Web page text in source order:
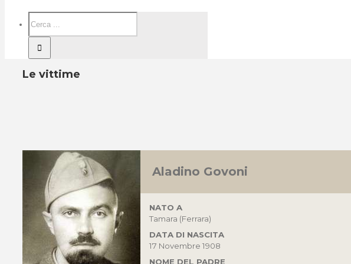
Le vittime
Aladino Govoni
NATO A
Tamara (Ferrara)
DATA DI NASCITA
17 Novembre 1908
NOME DEL PADRE